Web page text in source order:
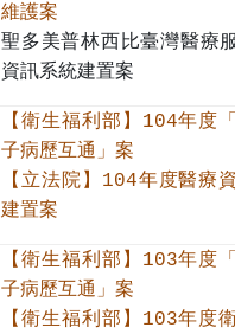
維護案
聖多美普林西比臺灣醫療
資訊系統建置案
【衛生福利部】104年度
子病歷互通」案
【立法院】104年度醫療
建置案
【衛生福利部】103年度
子病歷互通」案
【衛生福利部】103年度